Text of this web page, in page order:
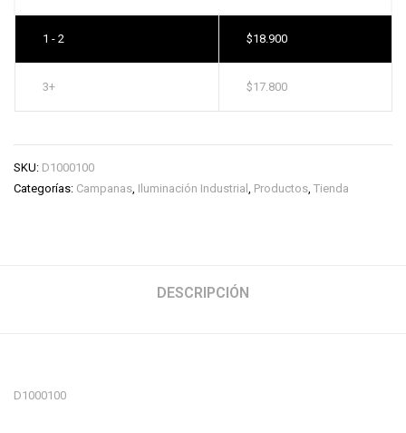
1 - 2 $18.900
3+ $17.800
SKU: D1000100
Categorías: Campanas, Iluminación Industrial , Productos, Tienda
DESCRIPCIÓN
D1000100